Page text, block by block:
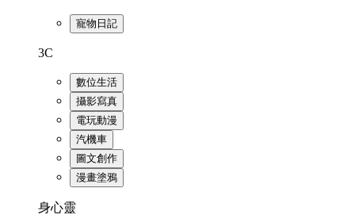
寵物日記
3C
數位生活
攝影寫真
電玩動漫
汽機車
圖文創作
漫畫塗鴉
身心靈